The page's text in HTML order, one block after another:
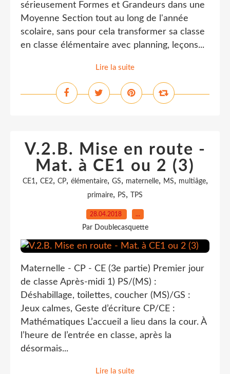
sérieusement Formes et Grandeurs dans une
Moyenne Section tout au long de l'année
scolaire, sans pour cela transformer sa classe
en classe élémentaire avec planning, leçons...
Lire la suite
V.2.B. Mise en route -
Mat. à CE1 ou 2 (3)
CE1, CE2, CP, élémentaire, GS, maternelle, MS, multiâge,
primaire, PS, TPS
28.04.2018 …
Par Doublecasquette
Maternelle - CP - CE (3e partie) Premier jour
de classe Après-midi 1) PS/(MS) :
Déshabillage, toilettes, coucher (MS)/GS :
Jeux calmes, Geste d’écriture CP/CE :
Mathématiques L’accueil a lieu dans la cour. À
l’heure de l’entrée en classe, après la
désormais...
Lire la suite